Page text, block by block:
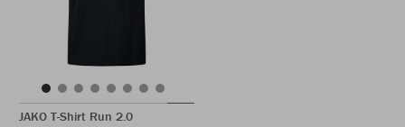
JAKO T-Shirt Run 2.0